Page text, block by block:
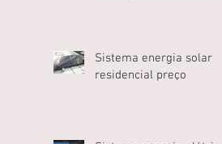
Sistema energia solar
residencial preço